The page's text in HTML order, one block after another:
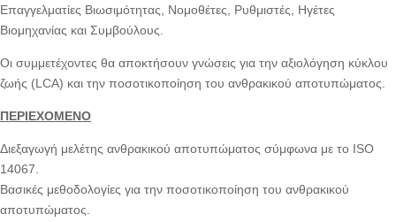
Επαγγελματίες Βιωσιμότητας, Νομοθέτες, Ρυθμιστές, Ηγέτες
Βιομηχανίας και Συμβούλους.
Οι συμμετέχοντες θα αποκτήσουν γνώσεις για την αξιολόγηση κύκλου
ζωής (LCA) και την ποσοτικοποίηση του ανθρακικού αποτυπώματος.
ΠΕΡΙΕΧΟΜΕΝΟ
Διεξαγωγή μελέτης ανθρακικού αποτυπώματος σύμφωνα με το ISO
14067.
Βασικές μεθοδολογίες για την ποσοτικοποίηση του ανθρακικού
αποτυπώματος.